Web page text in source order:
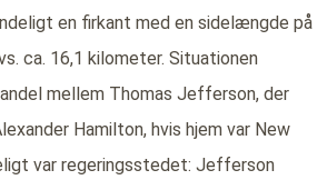
en firkant med en sidelængde på
ca. 16,1 kilometer. Situationen
mellem Thomas Jefferson, der
Hamilton, hvis hjem var New
var regeringsstedet: Jefferson